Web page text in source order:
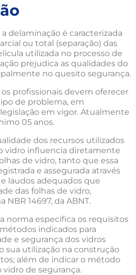
delaminação é caracterizada
ou total (separação) das
utilizada no processo de
prejudica as qualidades do
no quesito segurança.
profissionais devem oferecer
de problema, em
em vigor. Atualmente
05 anos.
dos recursos utilizados
vidro influencia diretamente
de vidro, tanto que essa
e assegurada através
laudos adequados que
das folhas de vidro,
14697, da ABNT.
norma especifica os requisitos
indicados para
e segurança dos vidros
sua utilização na construção
além de indicar o método
vidro de segurança.